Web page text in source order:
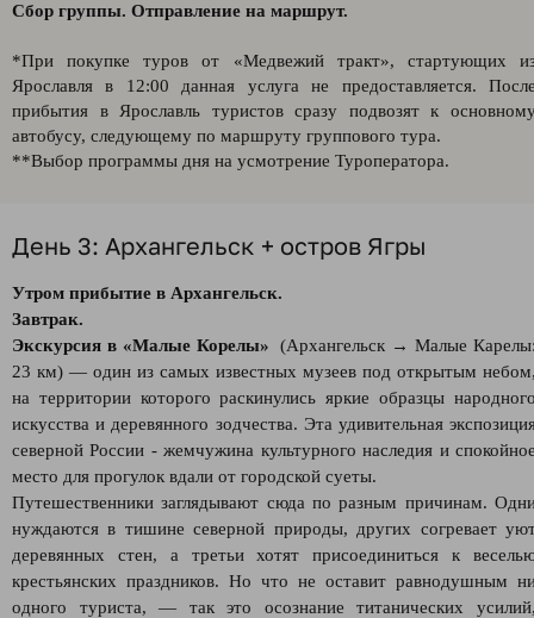
Сбор группы. Отправление на маршрут.
*При покупке туров от «Медвежий тракт», стартующих
Ярославля в 12:00 данная услуга не предоставляется.
прибытия в Ярославль туристов сразу подвозят к
автобусу, следующему по маршруту группового тура.
**Выбор программы дня на усмотрение Туроператора.
День 3: Архангельск + остров Ягры
Утром прибытие в Архангельск.
Завтрак.
Экскурсия в «Малые Корелы» (Архангельск → Малые
23 км) — один из самых известных музеев под открытым
на территории которого раскинулись яркие образцы
искусства и деревянного зодчества. Эта удивительная
северной России - жемчужина культурного наследия и
место для прогулок вдали от городской суеты.
Путешественники заглядывают сюда по разным причинам.
нуждаются в тишине северной природы, других согревает
деревянных стен, а третьи хотят присоединиться к
крестьянских праздников. Но что не оставит равнодушным
одного туриста, — так это осознание титанических